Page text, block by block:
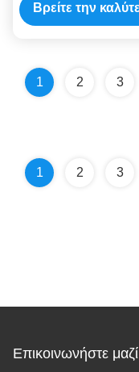
Βρείτε την
1 2 3
1 2 3
Επικοινωνήστε